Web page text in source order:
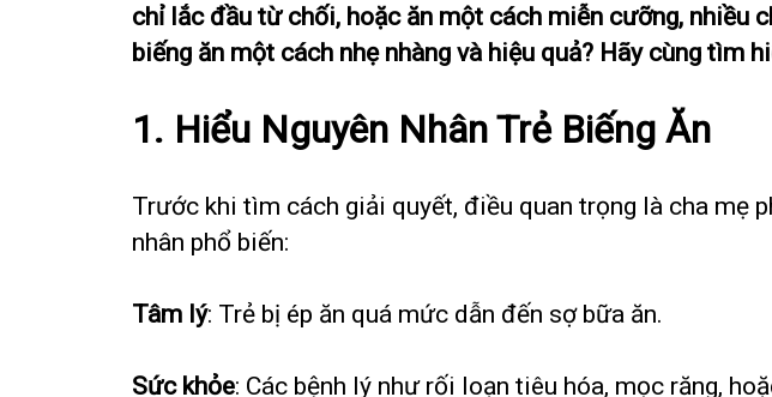
chỉ lắc đầu từ chối, hoặc ăn một cách miễn cưỡng, nhiều
biếng ăn một cách nhẹ nhàng và hiệu quả? Hãy cùng tìm
1. Hiểu Nguyên Nhân Trẻ Biếng Ăn
Trước khi tìm cách giải quyết, điều quan trọng là cha mẹ
nhân phổ biến:
Tâm lý: Trẻ bị ép ăn quá mức dẫn đến sợ bữa ăn.
Sức khỏe: Các bệnh lý như rối loạn tiêu hóa, mọc răng,